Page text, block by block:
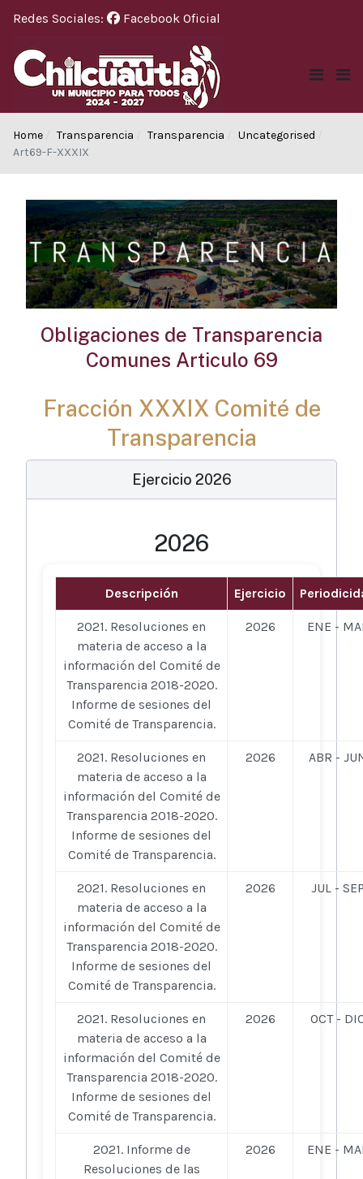
Redes Sociales: Facebook Oficial
Home Transparencia Transparencia
Uncategorised
Art69-F-XXXIX
Obligaciones de Transparencia
Comunes Articulo 69
Fracción XXXIX Comité de
Transparencia
Ejercicio 2026
2026
Descripción Ejercicio
2021. Resoluciones en
materia de acceso a la
información del Comité de
Transparencia 2018-2020.
Informe de sesiones del
Comité de Transparencia.
2026 ENE -
2021. Resoluciones en
materia de acceso a la
información del Comité de
Transparencia 2018-2020.
Informe de sesiones del
Comité de Transparencia.
2026 ABR -
2021. Resoluciones en
materia de acceso a la
información del Comité de
Transparencia 2018-2020.
Informe de sesiones del
Comité de Transparencia.
2026 JUL -
2021. Resoluciones en
materia de acceso a la
información del Comité de
Transparencia 2018-2020.
Informe de sesiones del
Comité de Transparencia.
2026 OCT -
2021. Informe de
Resoluciones de las
2026 ENE -